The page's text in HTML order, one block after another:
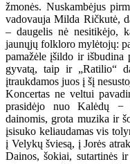
žmonės. Nuskambėjus
vadovauja Milda Ričkutė,
– daugelis nė nesitikėjo,
jaunųjų folkloro mylėtojų:
pamažėle įšildo ir išbudina
gyvatą, taip ir „Ratilio“
įtraukdamos juos į šį
Koncertas ne veltui
prasidėjo nuo Kalėdų −
dainomis, grota muzika ir
įsisuko keliaudamas vis
į Velykų šviesą, į Jorės
Dainos, šokiai, sutartinės